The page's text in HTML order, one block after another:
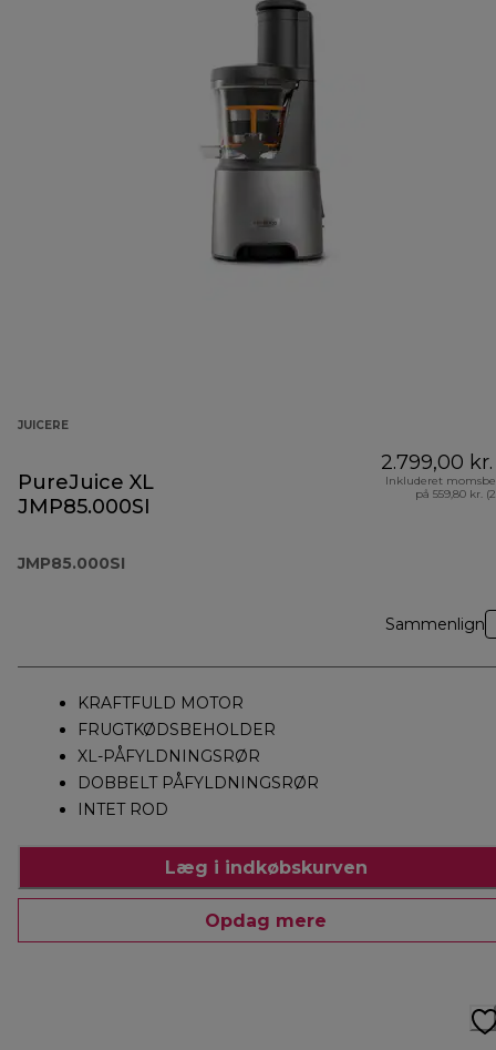
JUICERE
PureJuice XL
JMP85.000SI
JMP85.000SI
2.799,00 kr.
Inkluderet
på 559,80 kr.
Sammenlign
KRAFTFULD MOTOR
FRUGTKØDSBEHOLDER
XL-PÅFYLDNINGSRØR
DOBBELT PÅFYLDNINGSRØR
INTET ROD
Læg i indkøbskurven
Opdag mere